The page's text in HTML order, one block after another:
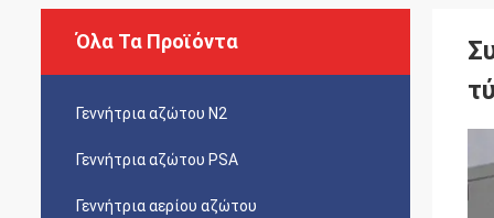
Όλα Τα Προϊόντα
Γεννήτρια αζώτου Ν2
Γεννήτρια αζώτου PSA
Γεννήτρια αερίου αζώτου